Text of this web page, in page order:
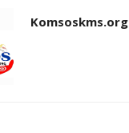
Komsoskms.org